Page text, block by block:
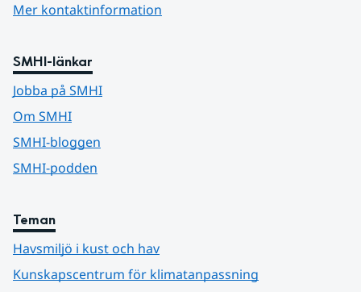
Mer kontaktinformation
SMHI-länkar
Jobba på SMHI
Om SMHI
SMHI-bloggen
SMHI-podden
Teman
Havsmiljö i kust och hav
Kunskapscentrum för klimatanpassning